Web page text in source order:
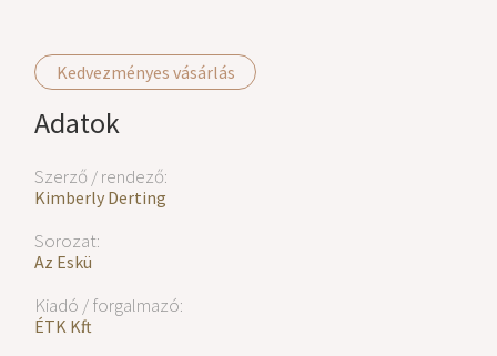
Kedvezményes vásárlás
Adatok
Szerző / rendező:
Kimberly Derting
Sorozat:
Az Eskü
Kiadó / forgalmazó:
ÉTK Kft.